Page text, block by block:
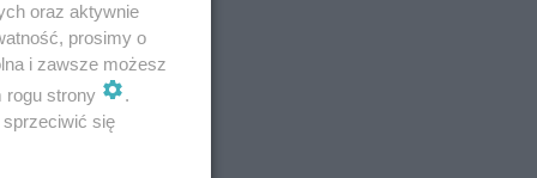
oraz aktywnie
prosimy o
i zawsze możesz
rogu strony
.
się